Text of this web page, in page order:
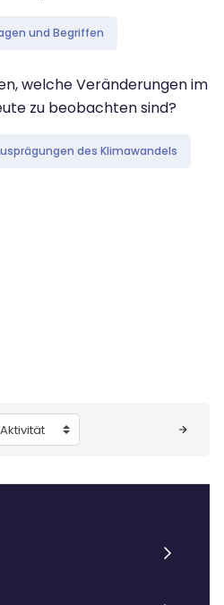
und Begriffen
welche Veränderungen im
zu beobachten sind?
des Klimawandels